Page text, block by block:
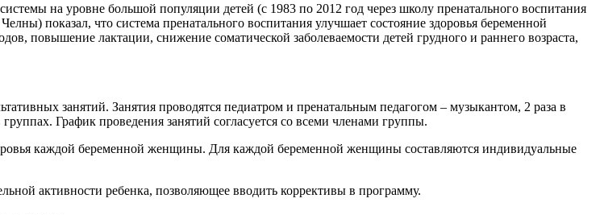
на уровне большой популяции детей (с 1983 по 2012 год через школу пренатального воспитания
показал, что система пренатального воспитания улучшает состояние здоровья беременной
повышение лактации, снижение соматической заболеваемости детей грудного и раннего возраста,
занятий. Занятия проводятся педиатром и пренатальным педагогом – музыкантом, 2 раза в
График проведения занятий согласуется со всеми членами группы.
каждой беременной женщины. Для каждой беременной женщины составляются индивидуальные
активности ребенка, позволяющее вводить коррективы в программу.